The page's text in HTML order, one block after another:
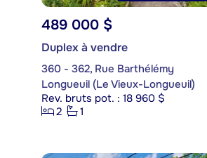
489 000 $
Duplex à vendre
360 - 362, Rue Barthélémy
Longueuil (Le Vieux-Longueuil)
Rev. bruts pot. : 18 960 $
2
1